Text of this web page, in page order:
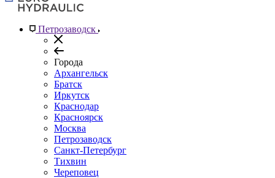
Петрозаводск
Города
Архангельск
Братск
Иркутск
Краснодар
Красноярск
Москва
Петрозаводск
Санкт-Петербург
Тихвин
Череповец